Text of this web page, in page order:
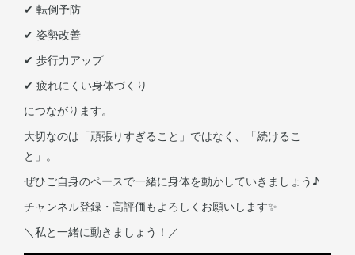
✔ 転倒予防
✔ 姿勢改善
✔ 歩行力アップ
✔ 疲れにくい身体づくり
につながります。
大切なのは「頑張りすぎること」ではなく、「続けるこ
と」。
ぜひご自身のペースで一緒に身体を動かしていきましょう♪
チャンネル登録・高評価もよろしくお願いします✨
＼私と一緒に動きましょう！／